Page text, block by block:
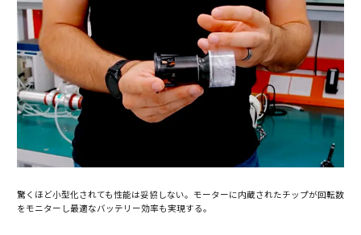
驚くほど小型化されても性能は妥協しない。モーターに内蔵されたチップが回転数
をモニターし最適なバッテリー効率も実現する。